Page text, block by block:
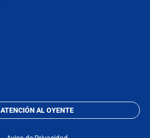
ATENCIÓN AL OYENTE